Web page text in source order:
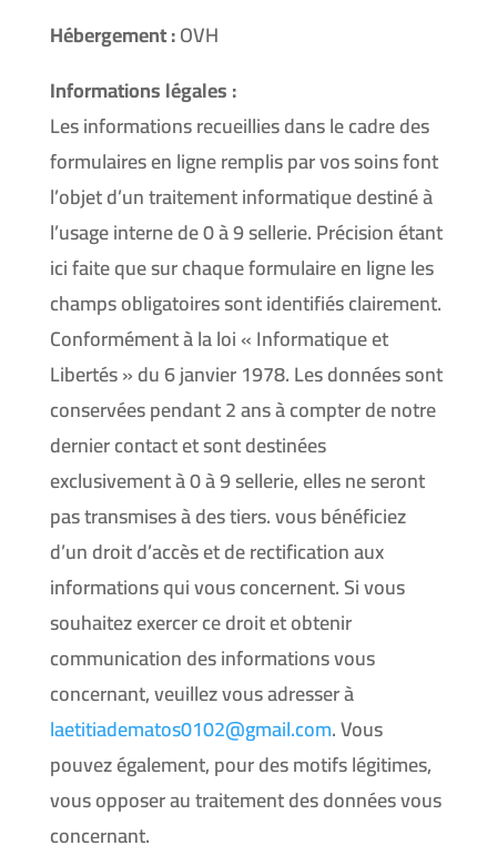
Hébergement :OVH
Informations légales :
Les informations recueillies dans le cadre des
formulaires en ligne remplis par vos soins font
l’objet d’un traitement informatique destiné à
l’usage interne de 0 à 9 sellerie. Précision étant
ici faite que sur chaque formulaire en ligne les
champs obligatoires sont identifiés clairement.
Conformément à la loi « Informatique et
Libertés » du 6 janvier 1978. Les données sont
conservées pendant 2 ans à compter de notre
dernier contact et sont destinées
exclusivement à 0 à 9 sellerie, elles ne seront
pas transmises à des tiers. vous bénéficiez
d’un droit d’accès et de rectification aux
informations qui vous concernent. Si vous
souhaitez exercer ce droit et obtenir
communication des informations vous
concernant, veuillez vous adresser à
laetitiadematos0102@gmail.com. Vous
pouvez également, pour des motifs légitimes,
vous opposer au traitement des données vous
concernant.